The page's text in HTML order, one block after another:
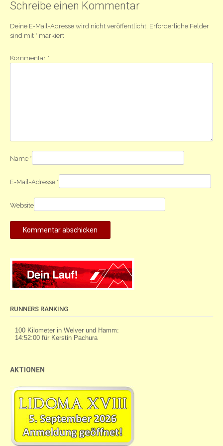
Schreibe einen Kommentar
Deine E-Mail-Adresse wird nicht veröffentlicht. Erforderliche Felder
sind mit * markiert
Kommentar *
Name *
E-Mail-Adresse *
Website
RUNNERS RANKING
AKTIONEN